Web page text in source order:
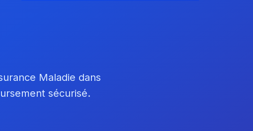
Maladie dans
sécurisé.